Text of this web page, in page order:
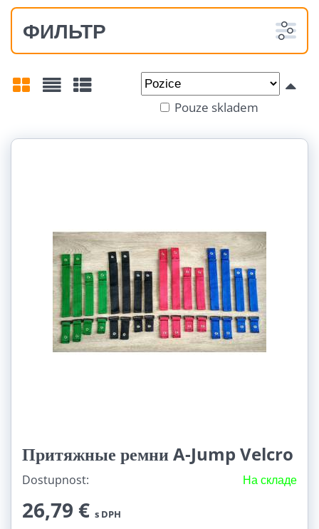
ФИЛЬТР
Do:
Tvrdost pružin:
18-30 kg (1)
30-50 Kg (2)
50-80 Kg (3)
80-120 Kg (3)
Pouze skladem
Притяжные ремни A-Jump Velcro
Dostupnost: На складе
26,79 € s DPH